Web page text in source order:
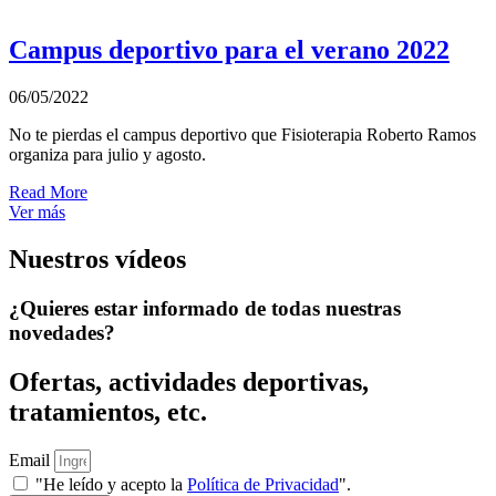
Campus deportivo para el verano 2022
06/05/2022
No te pierdas el campus deportivo que Fisioterapia Roberto Ramos
organiza para julio y agosto.
Read More
Ver más
Nuestros vídeos
¿Quieres estar informado de todas nuestras
novedades?
Ofertas, actividades deportivas,
tratamientos, etc.
Email
"He leído y acepto la Política de Privacidad".